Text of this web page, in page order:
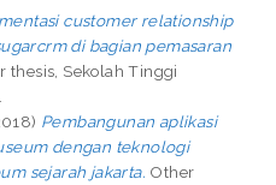
customer relationship
di bagian pemasaran
thesis, Sekolah Tinggi
Pembangunan aplikasi
dengan teknologi
sejarah jakarta. Other